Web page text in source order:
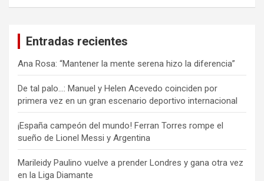
Entradas recientes
Ana Rosa: “Mantener la mente serena hizo la diferencia”
De tal palo…: Manuel y Helen Acevedo coinciden por
primera vez en un gran escenario deportivo internacional
¡España campeón del mundo! Ferran Torres rompe el
sueño de Lionel Messi y Argentina
Marileidy Paulino vuelve a prender Londres y gana otra vez
en la Liga Diamante